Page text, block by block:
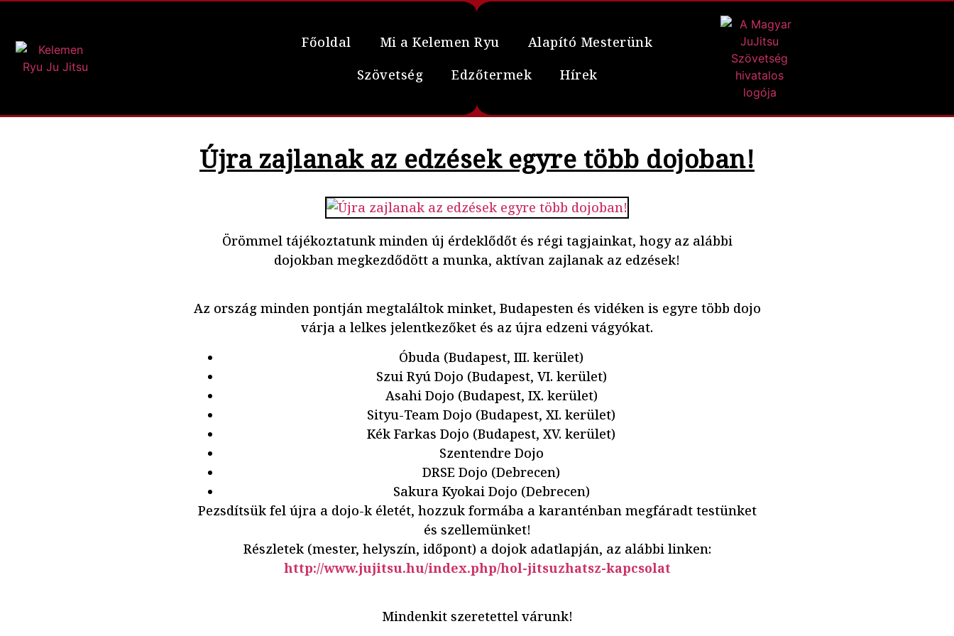
Főoldal Mi a Kelemen Ryu
Alapító Mesterünk
Szövetség
Edzőtermek Hírek
Újra zajlanak az edzések egyre több dojoban!
Örömmel tájékoztatunk minden új érdeklődőt és régi tagjainkat, hogy az alábbi
dojokban megkezdődött a munka, aktívan zajlanak az edzések!
Az ország minden pontján megtaláltok minket, Budapesten és vidéken is egyre több dojo
várja a lelkes jelentkezőket és az újra edzeni vágyókat.
Óbuda (Budapest, III. kerület)
Szui Ryú Dojo (Budapest, VI. kerület)
Asahi Dojo (Budapest, IX. kerület)
Sityu-Team Dojo (Budapest, XI. kerület)
Kék Farkas Dojo (Budapest, XV. kerület)
Szentendre Dojo
DRSE Dojo (Debrecen)
Sakura Kyokai Dojo (Debrecen)
Pezsdítsük fel újra a dojo-k életét, hozzuk formába a karanténban megfáradt testünket
és szellemünket!
Részletek (mester, helyszín, időpont) a dojok adatlapján, az alábbi linken:
http://www.jujitsu.hu/index.php/hol-jitsuzhatsz-kapcsolat
Mindenkit szeretettel várunk!